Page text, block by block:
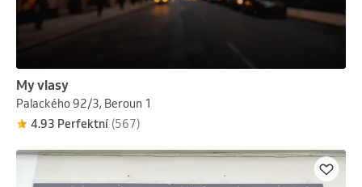
My vlasy
Palackého 92/3, Beroun 1
4.93 Perfektní (567)